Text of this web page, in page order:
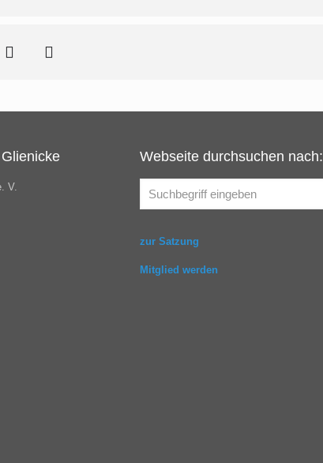
V.
Webseite durchsuchen nach:
zur Satzung
Mitglied werden